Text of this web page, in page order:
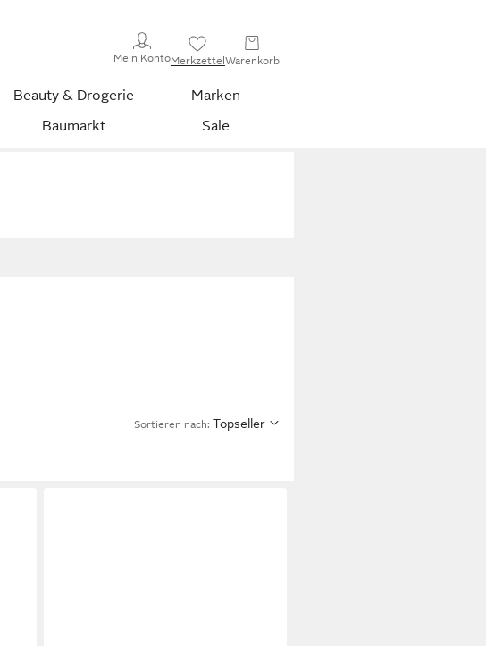
Mein KontoMerkzettelWarenkorb
Beauty & Drogerie
Marken
Baumarkt Sale
Sortieren nach: Topseller